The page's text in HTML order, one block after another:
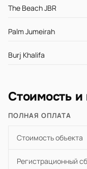
The Beach JBR
Palm Jumeirah
Burj Khalifa
Стоимость
ПОЛНАЯ ОПЛАТА
Стоимость объекта
Регистрационный